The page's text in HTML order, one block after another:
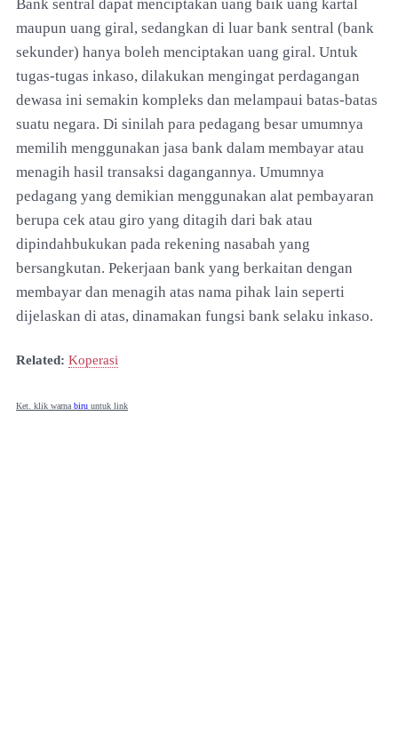
Bank sentral dapat menciptakan uang baik uang kartal
maupun uang giral, sedangkan di luar bank sentral (bank
sekunder) hanya boleh menciptakan uang giral. Untuk
tugas-tugas inkaso, dilakukan mengingat perdagangan
dewasa ini semakin kompleks dan melampaui batas-batas
suatu negara. Di sinilah para pedagang besar umumnya
memilih menggunakan jasa bank dalam membayar atau
menagih hasil transaksi dagangannya. Umumnya
pedagang yang demikian menggunakan alat pembayaran
berupa cek atau giro yang ditagih dari bak atau
dipindahbukukan pada rekening nasabah yang
bersangkutan. Pekerjaan bank yang berkaitan dengan
membayar dan menagih atas nama pihak lain seperti
dijelaskan di atas, dinamakan fungsi bank selaku inkaso.
Related: Koperasi
Ket. klik warna biru untuk link